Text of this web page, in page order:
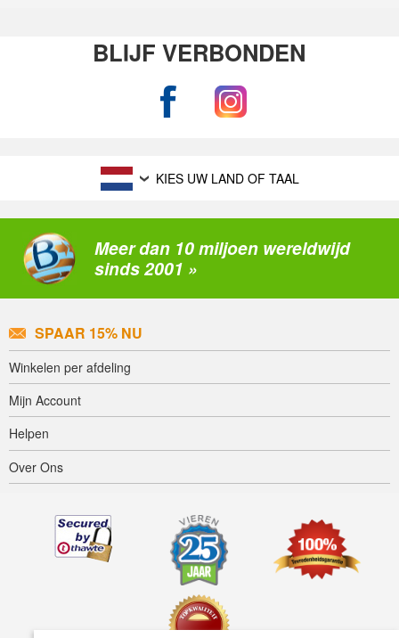
BLIJF VERBONDEN
KIES UW LAND OF TAAL
Meer dan 10 miljoen wereldwijd
sinds 2001 »
SPAAR 15% NU
Winkelen per afdeling
Mijn Account
Helpen
Over Ons